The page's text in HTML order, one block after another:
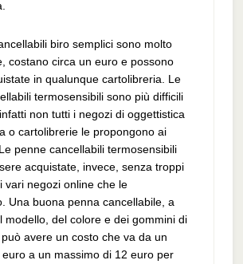
biro semplici sono molto
costano circa un euro e possono
in qualunque cartolibreria. Le
termosensibili sono più difficili
non tutti i negozi di oggettistica
o cartolibrerie le propongono ai
penne cancellabili termosensibili
acquistate, invece, senza troppi
vari negozi online che le
Una buona penna cancellabile, a
modello, del colore e dei gommini di
avere un costo che va da un
a un massimo di 12 euro per